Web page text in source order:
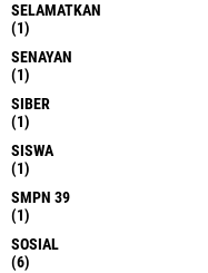
SELAMATKAN
(1)
SENAYAN
(1)
SIBER
(1)
SISWA
(1)
SMPN 39
(1)
SOSIAL
(6)